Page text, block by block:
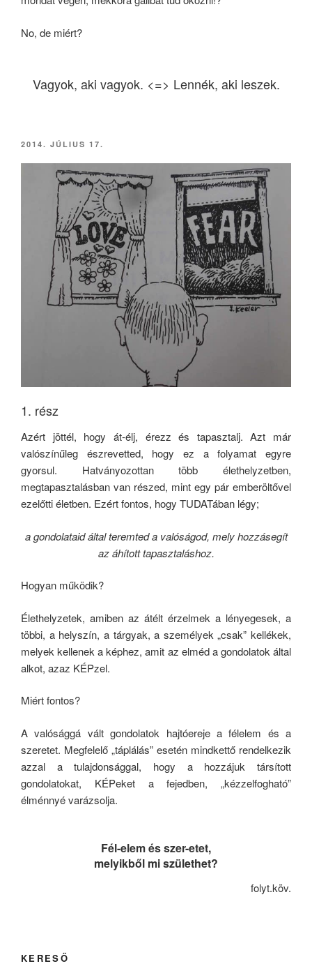
No, de miért?
Vagyok, aki vagyok. <=> Lennék, aki leszek.
BEKÜLDVE:
2014. JÚLIUS 17.
1. rész
Azért jöttél, hogy át-élj, érezz és tapasztalj. Azt már
valószínűleg észrevetted, hogy ez a folyamat egyre
gyorsul. Hatványozottan több élethelyzetben,
megtapasztalásban van részed, mint egy pár emberöltővel
ezelőtti életben. Ezért fontos, hogy TUDATában légy;
a gondolataid által teremted a valóságod, mely hozzásegít
az áhított tapasztaláshoz.
Hogyan működik?
Élethelyzetek, amiben az átélt érzelmek a lényegesek, a
többi, a helyszín, a tárgyak, a személyek „csak” kellékek,
melyek kellenek a képhez, amit az elméd a gondolatok által
alkot, azaz KÉPzel.
Miért fontos?
A valósággá vált gondolatok hajtóereje a félelem és a
szeretet. Megfelelő „táplálás” esetén mindkettő rendelkezik
azzal a tulajdonsággal, hogy a hozzájuk társított
gondolatokat, KÉPeket a fejedben, „kézzelfogható”
élménnyé varázsolja.
Fél-elem és szer-etet,
melyikből mi születhet?
folyt.köv.
KERESŐ